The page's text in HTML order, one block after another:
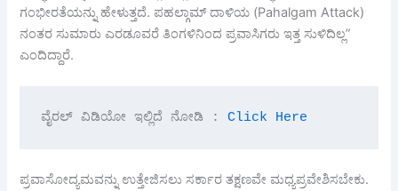
ಗಂಭೀರತೆಯನ್ನು ಹೇಳುತ್ತದೆ. ಪಹಲ್ಗಾಮ್ ದಾಳಿಯ (Pahalgam Attack)
ನಂತರ ಸುಮಾರು ಎರಡೂವರೆ ತಿಂಗಳಿನಿಂದ ಪ್ರವಾಸಿಗರು ಇತ್ತ ಸುಳಿದಿಲ್ಲ”
ಎಂದಿದ್ದಾರೆ.
ವೈರಲ್ ವಿಡಿಯೋ ಇಲ್ಲಿದೆ ನೋಡಿ : Click Here
ಪ್ರವಾಸೋದ್ಯಮವನ್ನು ಉತ್ತೇಜಿಸಲು ಸರ್ಕಾರ ತಕ್ಷಣವೇ ಮಧ್ಯಪ್ರವೇಶಿಸಬೇಕು.